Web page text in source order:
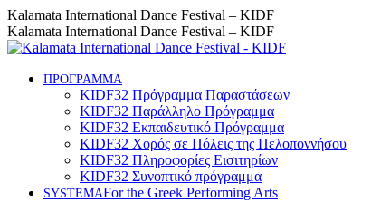
Skip
to
content
Instagram
page
opens
new
Facebook
page
opens
new
YouTube
page
opens
new
Kalamata International Dance Festival – KIDF
Kalamata International Dance Festival – KIDF
ΠΡΟΓΡΑΜΜΑ
KIDF32 Πρόγραμμα Παραστάσεων
KIDF32 Παράλληλο Πρόγραμμα
KIDF32 Εκπαιδευτικό Πρόγραμμα
KIDF32 Χορός σε Πόλεις της Πελοποννήσου
KIDF32 Πληροφορίες Εισιτηρίων
KIDF32 Συνοπτικό πρόγραμμα
SYSTEMAFor the Greek Performing Arts